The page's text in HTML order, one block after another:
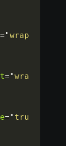
="wrap
="wra
=" tru